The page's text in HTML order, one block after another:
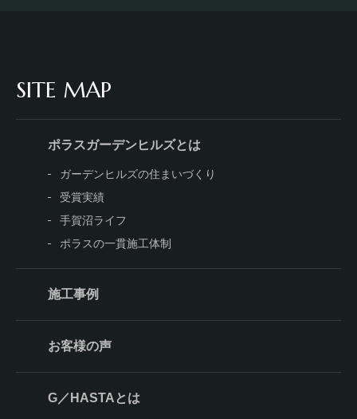
SITE MAP
ポラスガーデンヒルズとは
ガーデンヒルズの住まいづくり
受賞実績
手賀沼ライフ
ポラスの一貫施工体制
施工事例
お客様の声
G／HASTAとは